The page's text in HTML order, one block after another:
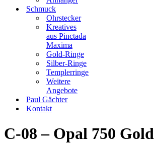
Schmuck
Ohrstecker
Kreatives
aus Pinctada
Maxima
Gold-Ringe
Silber-Ringe
Templerringe
Weitere
Angebote
Paul Gächter
Kontakt
C-08 – Opal 750 Gold